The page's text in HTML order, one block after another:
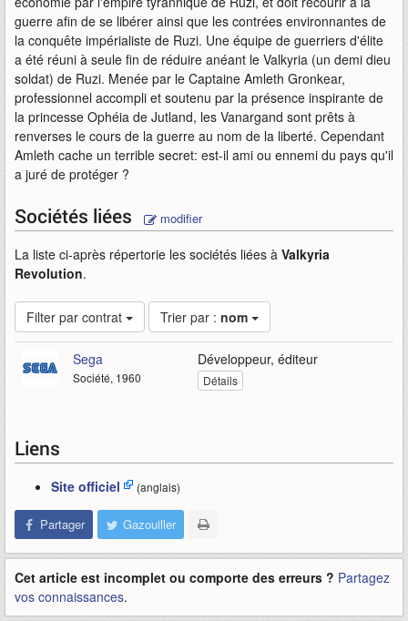
guerre afin de se libérer ainsi que les contrées environnantes de
la conquête impérialiste de Ruzi. Une équipe de guerriers d'élite
a été réuni à seule fin de réduire anéant le Valkyria (un demi dieu
soldat) de Ruzi. Menée par le Captaine Amleth Gronkear,
professionnel accompli et soutenu par la présence inspirante de
la princesse Ophéia de Jutland, les Vanargand sont prêts à
renverses le cours de la guerre au nom de la liberté. Cependant
Amleth cache un terrible secret: est-il ami ou ennemi du pays qu'il
a juré de protéger ?
Sociétés liées modifier
La liste ci-après répertorie les sociétés liées à Valkyria
Revolution.
Filter par contrat Trier par : nom
Sega
Société, 1960
Développeur, éditeur
Détails
Liens
Site officiel (anglais)
Partager Gazouiller
Cet article est incomplet ou comporte des erreurs ? Partagez
vos connaissances.